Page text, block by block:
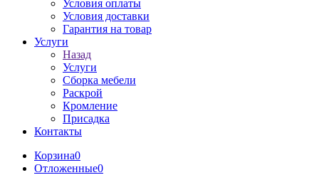
Условия оплаты
Условия доставки
Гарантия на товар
Услуги
Назад
Услуги
Сборка мебели
Раскрой
Кромление
Присадка
Контакты
Корзина0
Отложенные0